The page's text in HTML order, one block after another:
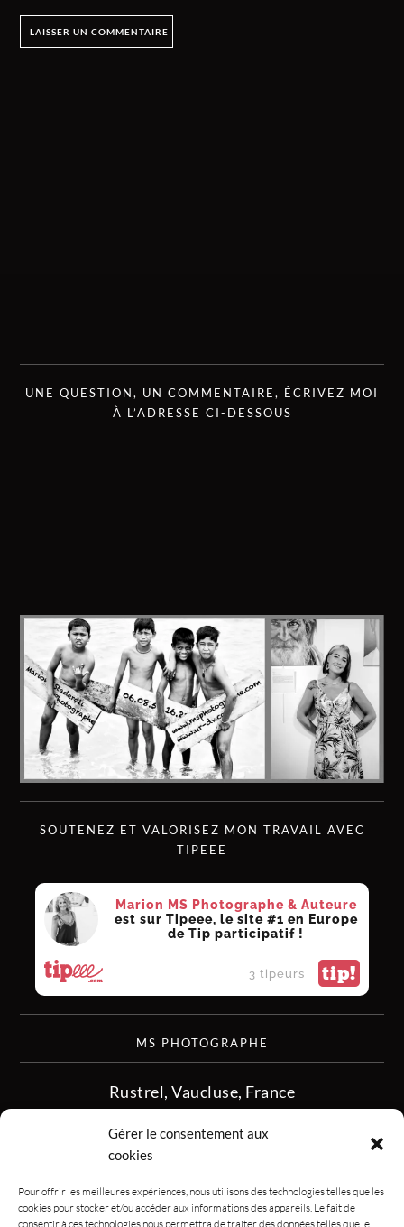
Gérer le consentement aux
cookies
Pour offrir les meilleures expériences, nous utilisons des technologies telles que les
cookies pour stocker et/ou accéder aux informations des appareils. Le fait de
consentir à ces technologies nous permettra de traiter des données telles que le
UNE QUESTION, UN COMMENTAIRE, ÉCRIVEZ MOI
À L’ADRESSE CI-DESSOUS
SOUTENEZ ET VALORISEZ MON TRAVAIL AVEC
TIPEEE
Marion MS Photographe & Auteure
est sur Tipeee, le site #1 en Europe
de Tip participatif !
3 tipeurs tip!
MS PHOTOGRAPHE
Rustrel, Vaucluse, France
06.08.50.16.28
contact.msphotographe (at) gmail.com